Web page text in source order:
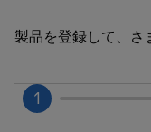
製品を登録して、さ
1